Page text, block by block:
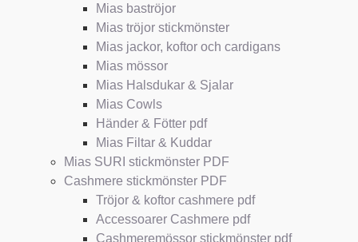
Mias baströjor
Mias tröjor stickmönster
Mias jackor, koftor och cardigans
Mias mössor
Mias Halsdukar & Sjalar
Mias Cowls
Händer & Fötter pdf
Mias Filtar & Kuddar
Mias SURI stickmönster PDF
Cashmere stickmönster PDF
Tröjor & koftor cashmere pdf
Accessoarer Cashmere pdf
Cashmeremössor stickmönster pdf